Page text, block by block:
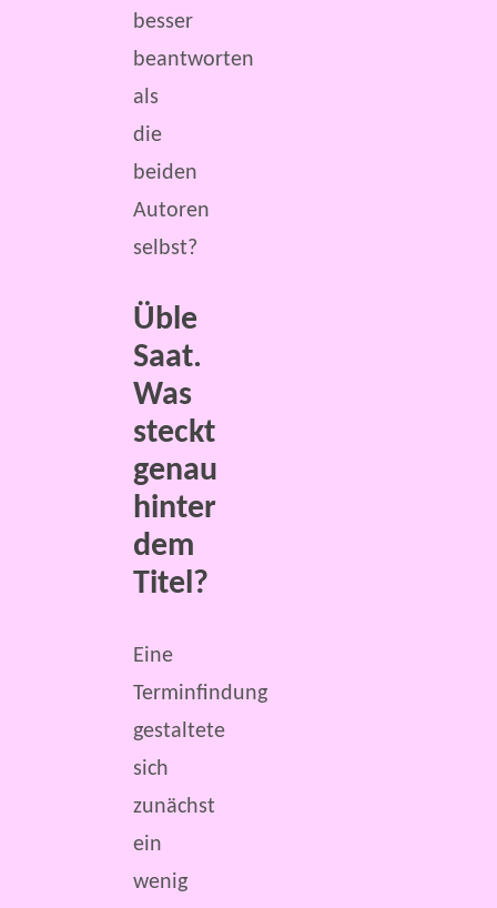
besser
beantworten
als
die
beiden
Autoren
selbst?
Üble
Saat.
Was
steckt
genau
hinter
dem
Titel?
Eine
Terminfindung
gestaltete
sich
zunächst
ein
wenig